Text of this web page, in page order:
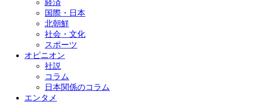
経済
国際・日本
北朝鮮
社会・文化
スポーツ
オピニオン
社説
コラム
日本関係のコラム
エンタメ